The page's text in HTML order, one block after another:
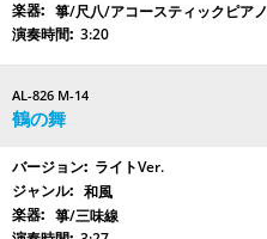
箏/尺八/アコースティックピアノ
3:20
AL-826 M-14
鶴の舞
ライトVer.
和風
箏/三味線